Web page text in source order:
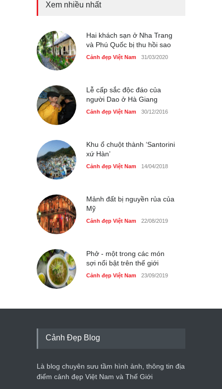
Cảnh đẹp Việt Nam 24/04/2020
Những món ăn đồng quê
Xem nhiều nhất
Hai khách sạn ở Nha Trang
và Phú Quốc bị thu hồi sao
Cảnh đẹp Việt Nam 31/03/2020
Lễ cấp sắc độc đáo của
người Dao ở Hà Giang
Cảnh đẹp Việt Nam 30/12/2016
Khu ổ chuột thành ‘Santorini
xứ Hàn’
Cảnh đẹp Việt Nam 14/04/2018
Mảnh đất bị nguyền rủa của
Mỹ
Cảnh đẹp Việt Nam 22/08/2019
Phở - một trong các món
sợi nổi bật trên thế giới
Cảnh đẹp Việt Nam 23/09/2019
Cảnh Đẹp Blog
Là blog chuyên sưu tầm hình ảnh, thông tin địa
điểm cảnh đẹp Việt Nam và Thế Giới